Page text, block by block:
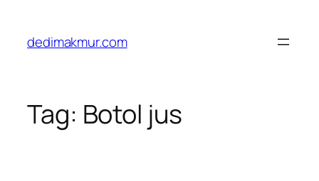
content
dedimakmur.com
Tag: Botol jus